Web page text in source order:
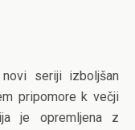
seriji izboljšan
pripomore k večji
je opremljena z